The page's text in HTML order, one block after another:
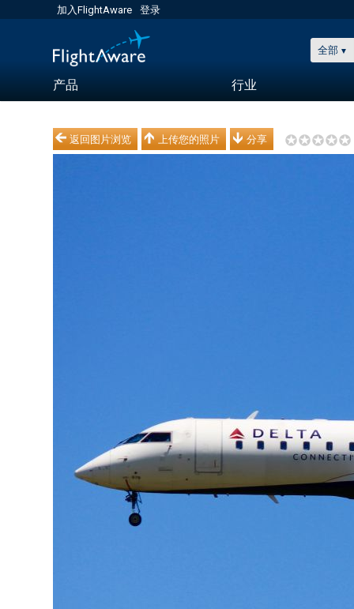
加入FlightAware 登录
全部
产品 行业
返回图片浏览 上传您的照片 分享